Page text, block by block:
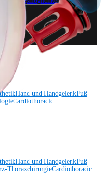
Hand und HandgelenkFuß
Cardiothoracic
Hand und HandgelenkFuß
ThoraxchirurgieCardiothoracic